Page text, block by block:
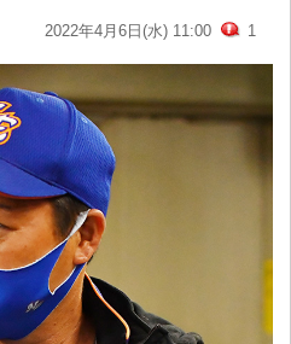
2022年4月6日(水) 11:00 1